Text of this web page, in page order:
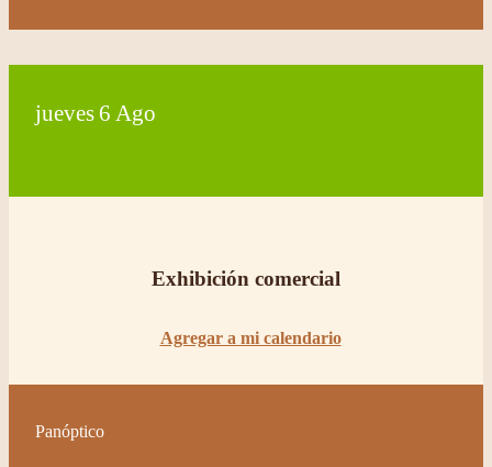
jueves 6 Ago
Exhibición comercial
Agregar a mi calendario
Panóptico